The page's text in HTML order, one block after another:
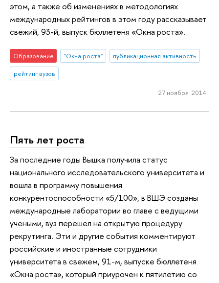
этом, а также об изменениях в методологиях
международных рейтингов в этом году рассказывает
свежий, 93-й, выпуск бюллетеня «Окна роста».
Образование "Окна роста"
публикационная активность
рейтинг вузов
27 ноября 2014
Пять лет роста
За последние годы Вышка получила статус
национального исследовательского университета и
вошла в программу повышения
конкурентоспособности «5/100», в ВШЭ созданы
международные лаборатории во главе с ведущими
учеными, вуз перешел на открытую процедуру
рекрутинга. Эти и другие события комментируют
российские и иностранные сотрудники
университета в свежем, 91-м, выпуске бюллетеня
«Окна роста», который приурочен к пятилетию со